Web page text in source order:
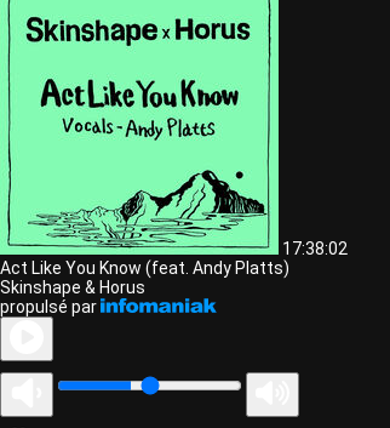
17:38:02
Act Like You Know (feat. Andy Platts)
Skinshape & Horus
propulsé par